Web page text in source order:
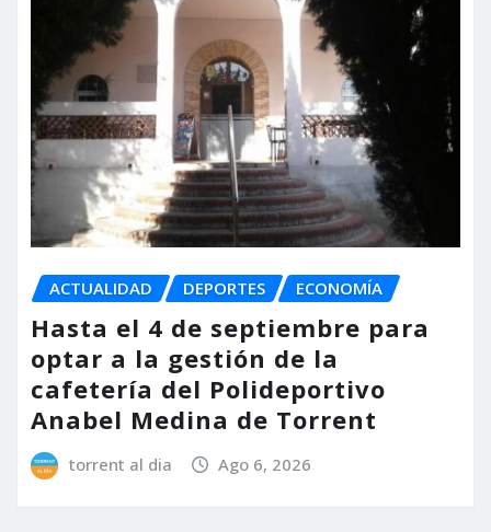
ACTUALIDAD DEPORTES ECONOMÍA
Hasta el 4 de septiembre para
optar a la gestión de la
cafetería del Polideportivo
Anabel Medina de Torrent
torrent al dia Ago 6, 2026